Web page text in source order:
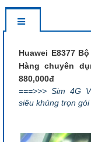
Huawei E8377
Hàng chuyên
880,000đ
===>>> Sim 4G
siêu khủng trọn